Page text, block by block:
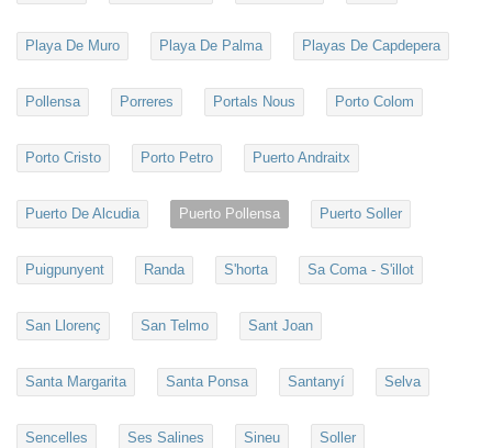
Playa De Muro Playa De Palma Playas De Capdepera
Pollensa Porreres Portals Nous Porto Colom
Porto Cristo Porto Petro Puerto Andraitx
Puerto De Alcudia Puerto Pollensa Puerto Soller
Puigpunyent Randa S'horta Sa Coma - S'illot
San Llorenç San Telmo Sant Joan
Santa Margarita Santa Ponsa Santanyí Selva
Sencelles Ses Salines Sineu Soller